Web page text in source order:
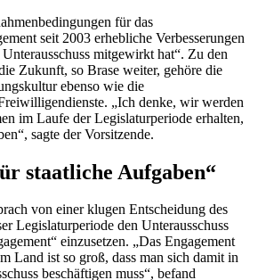
für das
seit 2003 erhebliche Verbesserungen
Unterausschuss mitgewirkt hat“. Zu den
Zukunft, so Brase weiter, gehöre die
ebenso wie die
„Ich denke, wir werden
im Laufe der Legislaturperiode erhalten,
sagte der Vorsitzende.
staatliche Aufgaben“
von einer klugen Entscheidung des
Legislaturperiode den Unterausschuss
“ einzusetzen. „Das Engagement
Land ist so groß, dass man sich damit in
beschäftigen muss“, befand